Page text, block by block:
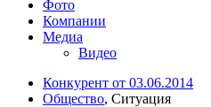
Фото
Компании
Медиа
Видео
Конкурент от 03.06.2014
Общество, Ситуация